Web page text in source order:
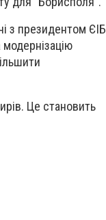
з президентом ЄІБ
Це становить